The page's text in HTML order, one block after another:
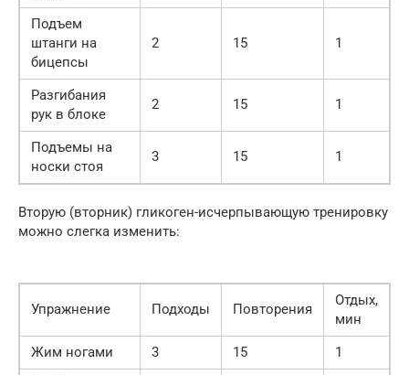
Подъем
штанги на
бицепсы
2 15 1
Разгибания
рук в блоке
2 15 1
Подъемы на
носки стоя
3 15 1
Вторую (вторник) гликоген-исчерпывающую тренировку
можно слегка изменить:
Упражнение Подходы Повторения
Отдых,
мин
Жим ногами
3 15
1